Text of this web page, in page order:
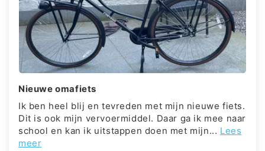
Nieuwe omafiets
Ik ben heel blij en tevreden met mijn nieuwe fiets.
Dit is ook mijn vervoermiddel. Daar ga ik mee naar
school en kan ik uitstappen doen met mijn... Lees
meer